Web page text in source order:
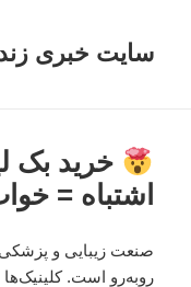
سایت خبری
خرید بک
اشتباه =
صنعت زیبایی و پزشکی
روبه‌رو است.